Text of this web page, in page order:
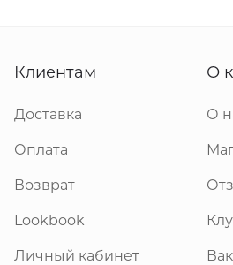
Клиентам
Доставка
Оплата
Возврат
Lookbook
Личный кабинет
О
О